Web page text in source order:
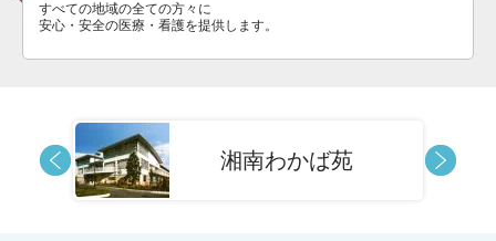
すべての地域の全ての方々に
安心・安全の医療・看護を提供します。
湘南わかば苑